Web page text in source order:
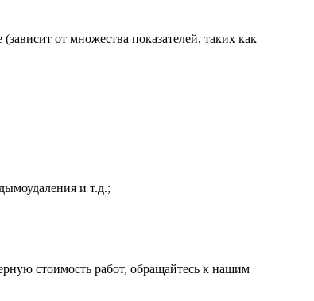
от множества показателей, таких как
и т.д.;
стоимость работ, обращайтесь к нашим